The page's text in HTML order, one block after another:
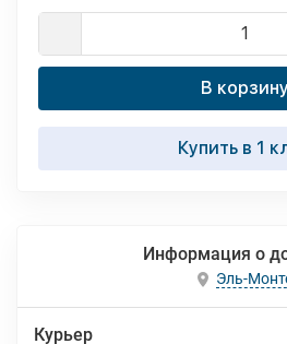
В корзину
Купить в 1
Информация о
Эль-
Курьер